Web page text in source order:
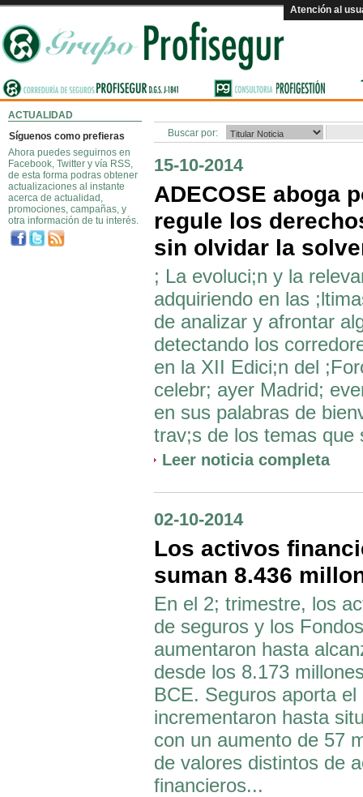
Atención al
ACTUALIDAD
Síguenos como prefieras
Ahora puedes seguirnos en
Facebook, Twitter y vía RSS,
de esta forma podras obtener
actualizaciones al instante
acerca de actualidad,
promociones, campañas, y
otra información de tu interés.
Buscar por:
15-10-2014
ADECOSE aboga
regule los
sin olvidar la
; La evoluci;n y la
adquiriendo en las
de analizar y afrontar
detectando los
en la XII Edici;n del
celebr; ayer Madrid;
en sus palabras de
trav;s de los temas que
Leer noticia completa
02-10-2014
Los activos
suman 8.436
En el 2; trimestre, los
de seguros y los
aumentaron hasta
desde los 8.173
BCE. Seguros aporta
incrementaron hasta
con un aumento de 57
de valores distintos de
financieros...